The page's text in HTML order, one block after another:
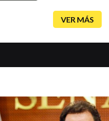
VER MÁS